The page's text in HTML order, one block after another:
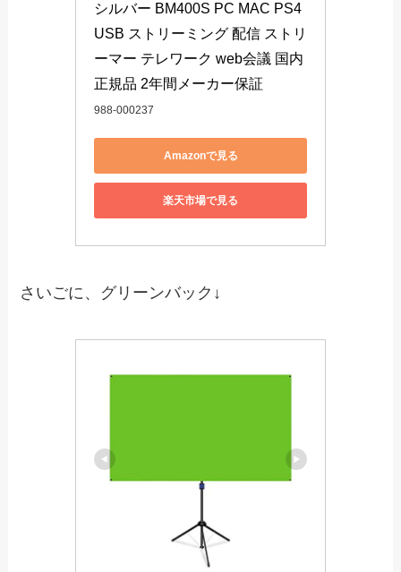
シルバー BM400S PC MAC PS4
USB ストリーミング 配信 ストリ
ーマー テレワーク web会議 国内
正規品 2年間メーカー保証
988-000237
Amazonで見る
楽天市場で見る
さいごに、グリーンバック↓